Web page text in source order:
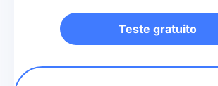
Teste gratuito